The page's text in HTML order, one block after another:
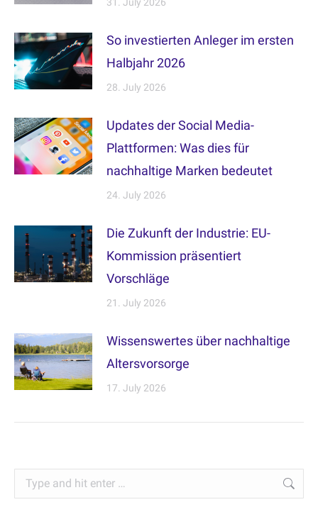
So investierten Anleger im ersten
Halbjahr 2026
28. July 2026
Updates der Social Media-
Plattformen: Was dies für
nachhaltige Marken bedeutet
24. July 2026
Die Zukunft der Industrie: EU-
Kommission präsentiert
Vorschläge
21. July 2026
Wissenswertes über nachhaltige
Altersvorsorge
17. July 2026
Search: